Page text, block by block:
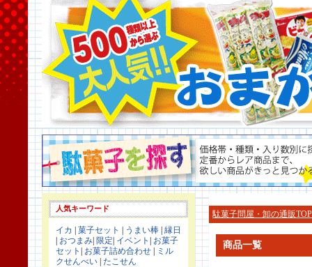
人気キーワード
イカ 菓子セット うまい棒 縁日
おつまみ 限定 イベント
お菓子
セット
お菓子詰め合わせ
ミル
クせんべい たこせん
駄菓子問屋・卸の通販TOP
商品一覧